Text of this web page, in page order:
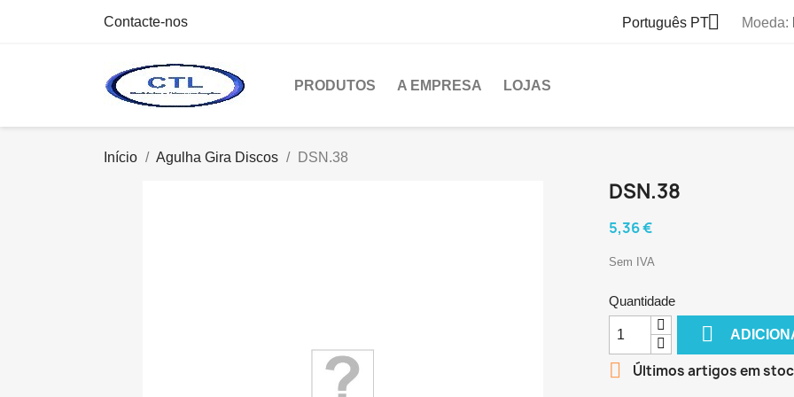
Contacte-nos Português PT Moeda:
PRODUTOS A EMPRESA LOJAS
Início Agulha Gira Discos DSN.38
DSN.38
5,36 €
Sem IVA
Quantidade

 Últimos artigos em